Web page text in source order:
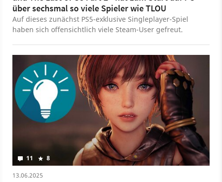
über sechsmal so viele Spieler wie TLOU
Auf dieses zunächst PS5-exklusive Singleplayer-Spiel
haben sich offensichtlich viele Steam-User gefreut.
11 8
13.06.2025